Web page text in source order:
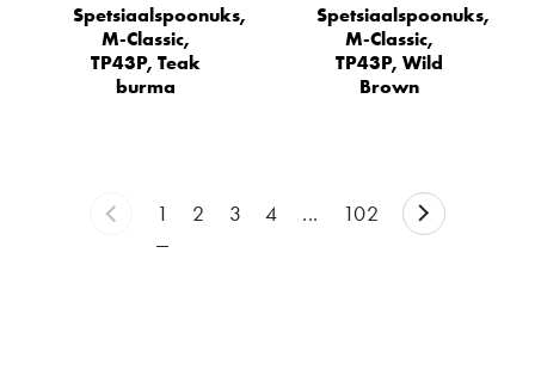
Spetsiaalspoonuks,
M-Classic,
TP43P, Teak
burma
Spetsiaalspoonuks,
M-Classic,
TP43P, Wild
Brown
1 2 3 4 ... 102